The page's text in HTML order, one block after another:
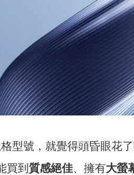
號，就覺得頭昏眼花
買到 質感絕佳、擁有大螢